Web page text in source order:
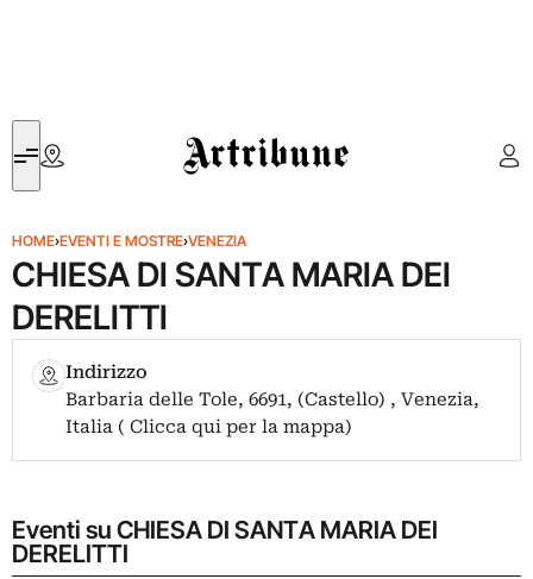
Artribune
HOME›EVENTI E MOSTRE›VENEZIA
CHIESA DI SANTA MARIA DEI
DERELITTI
Indirizzo
Barbaria delle Tole, 6691, (Castello) , Venezia,
Italia ( Clicca qui per la mappa)
Eventi su CHIESA DI SANTA MARIA DEI
DERELITTI